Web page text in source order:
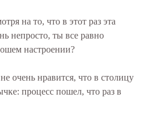
на то, что в этот раз эта
непросто, ты все равно
настроении?
очень нравится, что в столицу
процесс пошел, что раз в